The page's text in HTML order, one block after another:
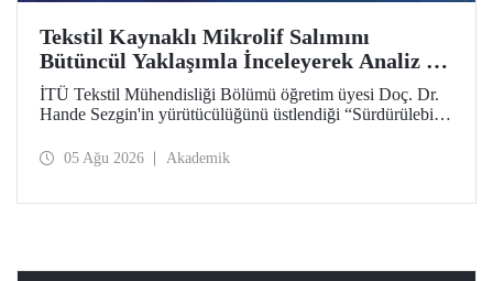
Tekstil Kaynaklı Mikrolif Salımını
Bütüncül Yaklaşımla İnceleyerek Analiz ve
Azaltım Stratejileri Geliştirecek Projeye
TÜBİTAK Desteği
İTÜ Tekstil Mühendisliği Bölümü öğretim üyesi Doç. Dr.
Hande Sezgin'in yürütücülüğünü üstlendiği “Sürdürülebilir
Koşullarına Bağlı Mikrolif Salımı: Aşınma, UV Maruziyeti
05 Ağu 2026 Akademik